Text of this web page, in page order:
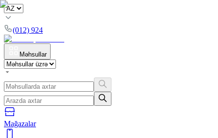
(012) 924
Məhsullar
Mağazalar